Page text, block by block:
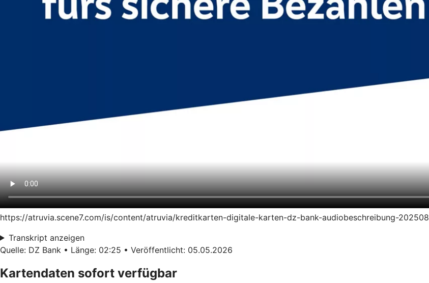
https://atruvia.scene7.com/is/content/atruvia/kreditkarten-digitale-karten-dz-bank-audiobeschreibung-202508
Transkript anzeigen
Quelle: DZ Bank • Länge: 02:25 • Veröffentlicht: 05.05.2026
Kartendaten sofort verfügbar